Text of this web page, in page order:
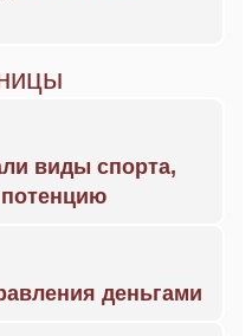
виды спорта,
деньгами